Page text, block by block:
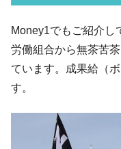
ル」まで拡大 ⇒ 海外
『Money1』
韓国･
い「50.5％」に上昇
『Money1』
韓国大
た ⇒ 国家が行った恐
『Money1』
Money1でもご紹介し
労働組合から無茶苦
ています。成果給（
す。